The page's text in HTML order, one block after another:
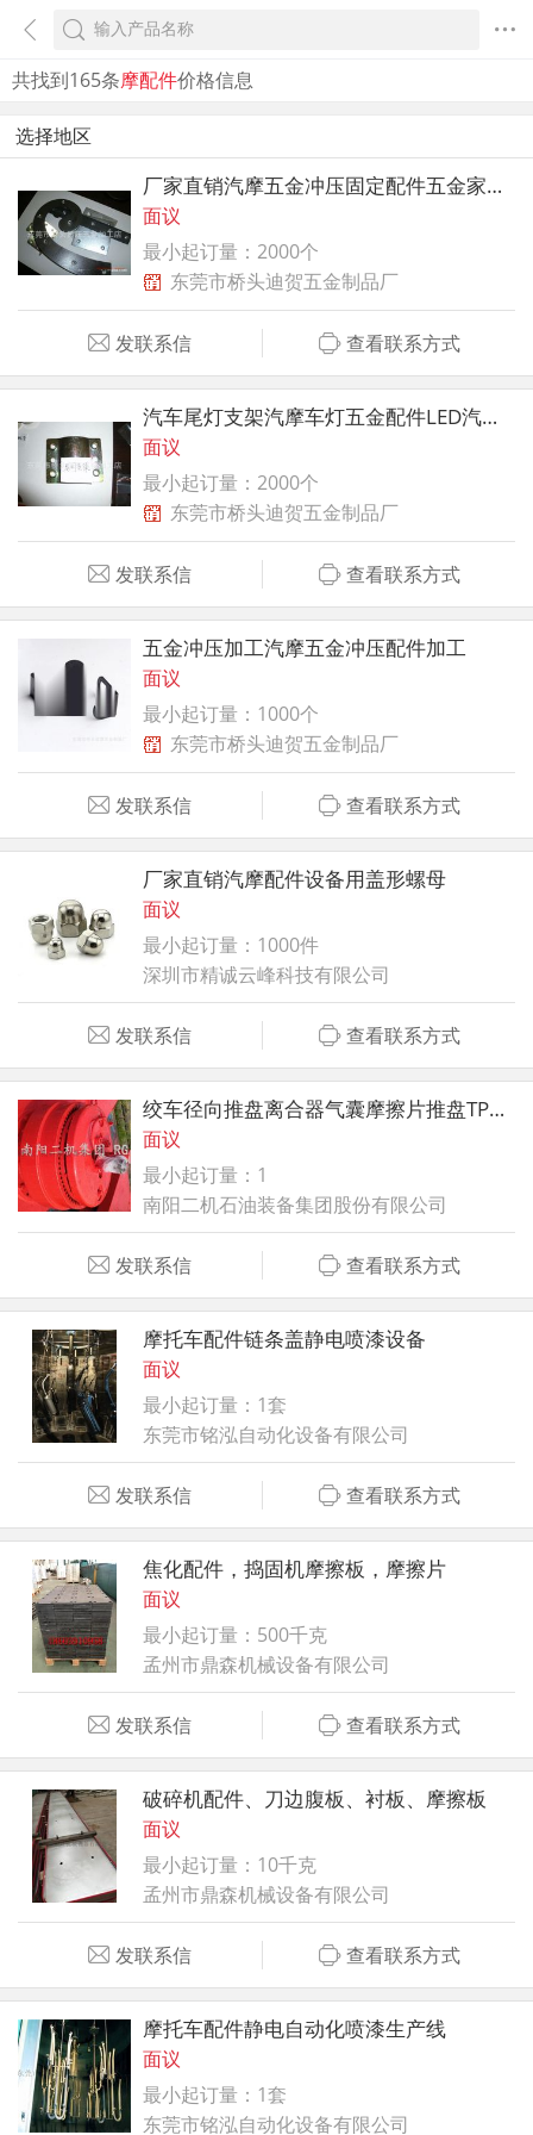
共找到165条摩配件价格信息
选择地区
厂家直销汽摩五金冲压固定配件五金家具家私配件冲压
面议
最小起订量：2000个
东莞市桥头迪贺五金制品厂
发联系信 查看联系方式
汽车尾灯支架汽摩车灯五金配件LED汽车车灯支架
面议
最小起订量：2000个
东莞市桥头迪贺五金制品厂
发联系信 查看联系方式
五金冲压加工汽摩五金冲压配件加工
面议
最小起订量：1000个
东莞市桥头迪贺五金制品厂
发联系信 查看联系方式
厂家直销汽摩配件设备用盖形螺母
面议
最小起订量：1000件
深圳市精诚云峰科技有限公司
发联系信 查看联系方式
绞车径向推盘离合器气囊摩擦片推盘TPQ 南阳二机石油钻修机配件
面议
最小起订量：1
南阳二机石油装备集团股份有限公司
发联系信 查看联系方式
摩托车配件链条盖静电喷漆设备
面议
最小起订量：1套
东莞市铭泓自动化设备有限公司
发联系信 查看联系方式
焦化配件，捣固机摩擦板，摩擦片
面议
最小起订量：500千克
孟州市鼎森机械设备有限公司
发联系信 查看联系方式
破碎机配件、刀边腹板、衬板、摩擦板
面议
最小起订量：10千克
孟州市鼎森机械设备有限公司
发联系信 查看联系方式
摩托车配件静电自动化喷漆生产线
面议
最小起订量：1套
东莞市铭泓自动化设备有限公司